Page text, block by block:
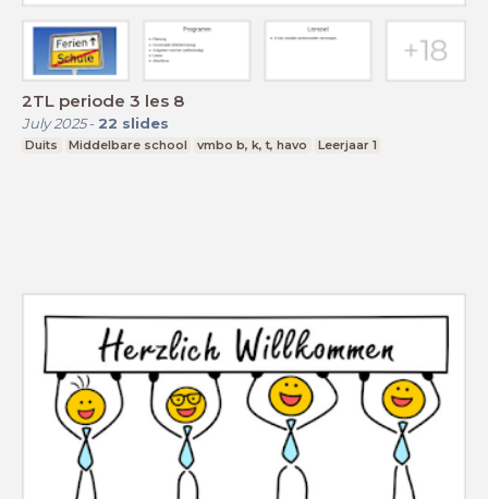
2TL periode 3 les 8
July 2025- 22 slides
Duits Middelbare school vmbo b, k, t, havo Leerjaar 1